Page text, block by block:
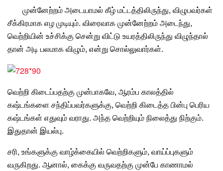
முன்னேற்றம்அடையாமல் கீழ் மட்டத்திலிருந்து, விழுபவர்கள்
சீக்கிரமாக எழ முடியும். விரைவாக முன்னேற்றம் அடைந்து,
வெற்றியின் உச்சிக்கு சென்று விட்டு உயரத்திலிருந்து விழுந்தால்
தான் அடி பலமாக விழும், என்று சொல்லுவார்கள்.
வெற்றி கிடைப்பதற்கு முன்பாகவே, ஆரம்ப காலத்தில்
கஷ்டங்களை சந்திப்பவர்களுக்கு, வெற்றி கிடைத்த பின்பு பெரிய
கஷ்டங்கள் எதுவும் வராது. அந்த வெற்றியும் நிலைத்து நிற்கும்.
இதுதான் இயல்பு.
சரி, உங்களுக்கு வாழ்க்கையில் வெற்றிகளும், வாய்ப்புகளும்
வருகிறது. ஆனால், கைக்கு வருவதற்கு முன்பே காணாமல்